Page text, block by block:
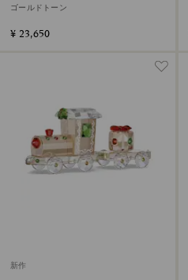
度限定生産品
ゴールドトーン
¥ 23,650
新作